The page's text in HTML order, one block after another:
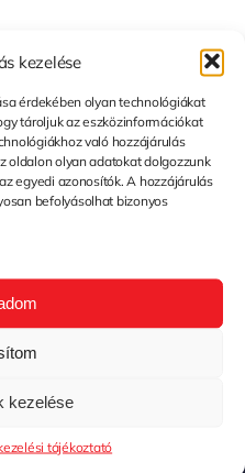
kezelése
érdekében olyan technológiákat
tároljuk az eszközinformációkat
való hozzájárulás
oldalon olyan adatokat dolgozzunk
egyedi azonosítók. A hozzájárulás
befolyásolhat bizonyos
kezelése
tájékoztató